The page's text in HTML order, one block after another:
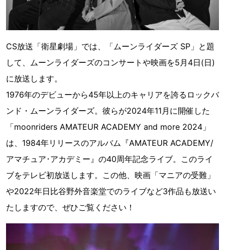
CS放送「衛星劇場」では、「ムーンライダーズ SP」と題
して、ムーンライダーズのコンサートや映画を5月4日(日)
に放送します。
1976年のデビューから45年以上のキャリアを誇るロックバ
ンド・ムーンライダーズ。彼らが2024年11月に開催した
「moonriders AMATEUR ACADEMY and more 2024」
は、1984年リリースのアルバム『AMATEUR ACADEMY/
アマチュア･アカデミー』の40周年記念ライブ。このライ
ブをテレビ初放送します。この他、映画「マニアの受難」
や2022年日比谷野外音楽堂でのライブなど3作品も放送い
たしますので、ぜひご覧ください！